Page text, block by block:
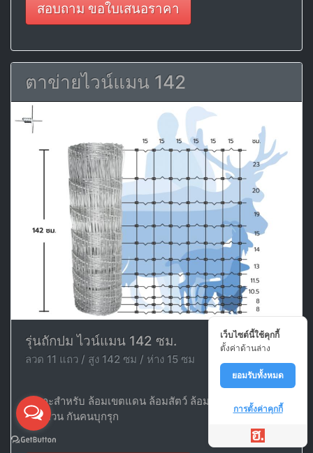
สอบถาม ขอใบเสนอราคา
ตาข่ายไวน์แมน 142
รุ่นถักปม ไวน์แมน 142 ซม.
ลวด 11 แถว / สูง 142 ซม / ห่าง 15 ซม
เหมาะสำหรับ ล้อมเขตแดน ล้อมสัตว์ ล้อมพื้นที่ ล้อมบ้าน
ล้อมสวน กันคนบุกรุก
เว็บไซต์นี้ใช้คุกกี้
ตั้งค่าด้านล่าง
ยอมรับทั้งหมด
การตั้งค่าคุกกี้